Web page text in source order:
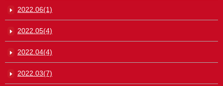
2022.06(1)
2022.05(4)
2022.04(4)
2022.03(7)